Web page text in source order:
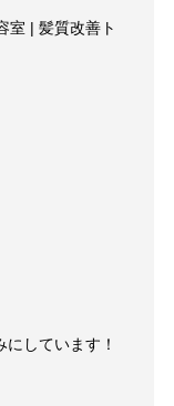
しています！